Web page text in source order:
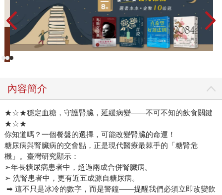
內容簡介
★☆★穩定血糖，守護腎臟，延緩病變——不可不知的飲食關鍵
★☆★
你知道嗎？一個餐盤的選擇，可能改變腎臟的命運！
糖尿病與腎臟病的交會點，正是現代醫療最棘手的「糖腎危
機」。臺灣研究顯示：
➢年長糖尿病患者中，超過兩成合併腎臟病。
➢ 洗腎患者中，更有近五成源自糖尿病。
➡ 這不只是冰冷的數字，而是警鐘——提醒我們必須立即改變飲